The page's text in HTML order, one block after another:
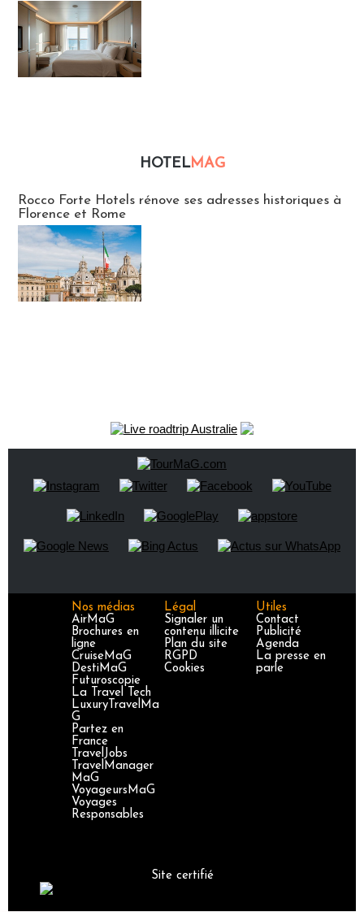
HOTELMAG
Rocco Forte Hotels rénove ses adresses historiques à
Florence et Rome
Nos médias
AirMaG
Brochures en
ligne
CruiseMaG
DestiMaG
Futuroscopie
La Travel Tech
LuxuryTravelMa
G
Partez en
France
TravelJobs
TravelManager
MaG
VoyageursMaG
Voyages
Responsables
Légal
Signaler un
contenu illicite
Plan du site
RGPD
Cookies
Utiles
Contact
Publicité
Agenda
La presse en
parle
Site certifié